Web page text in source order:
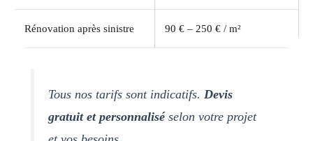
Rénovation après sinistre 90 € – 250 € / m²
Tous nos tarifs sont indicatifs.Devis
gratuit et personnaliséselon votre projet